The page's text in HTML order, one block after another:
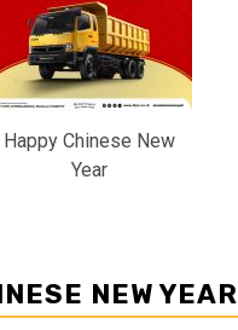
Happy Chinese New
Year
NEW YEAR